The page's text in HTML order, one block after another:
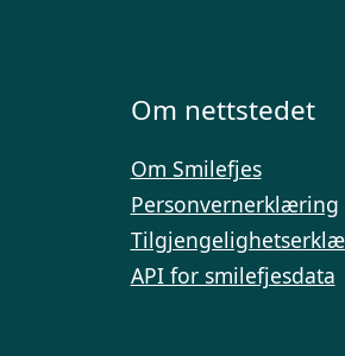
Om nettstedet
Om Smilefjes
Personvernerklæring
API for smilefjesdata